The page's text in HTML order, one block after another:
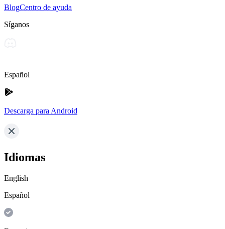
BlogCentro de ayuda
Síganos
Español
Descarga para Android
Idiomas
English
Español